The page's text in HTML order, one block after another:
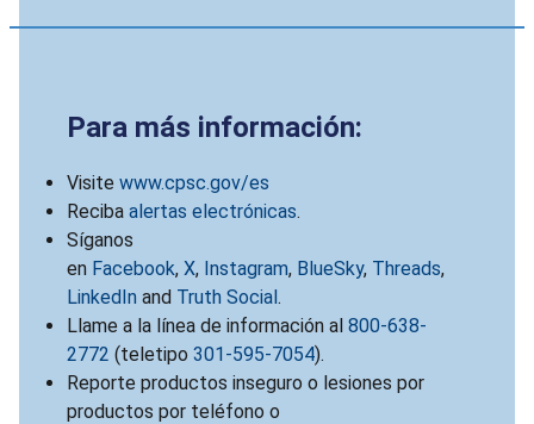
Para más información:
Visite www.cpsc.gov/es
Reciba alertas electrónicas.
Síganos
en Facebook, X, Instagram, BlueSky, Threads,
LinkedIn and Truth Social .
Llame a la línea de información al 800-638-
2772 (teletipo 301-595-7054).
Reporte productos inseguro o lesiones por
productos por teléfono o